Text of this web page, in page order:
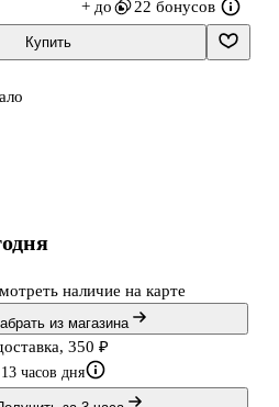
₽ 161 ₽ 2 199
+ до 22 бонусов
Купить
наличие на карте
из магазина
350 ₽
часов дня